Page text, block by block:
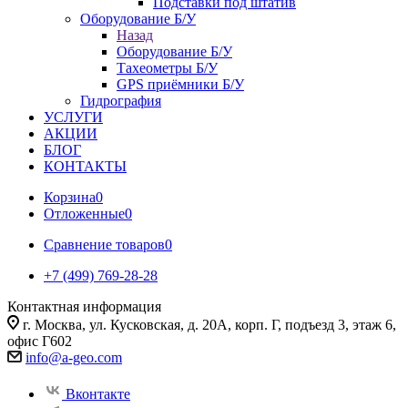
Оборудование Б/У
Назад
Оборудование Б/У
Тахеометры Б/У
GPS приёмники Б/У
Гидрография
УСЛУГИ
АКЦИИ
БЛОГ
КОНТАКТЫ
Корзина0
Отложенные0
Сравнение товаров0
+7 (499) 769-28-28
Контактная информация
г. Москва, ул. Кусковская, д. 20А, корп. Г, подъезд 3, этаж 6,
офис Г602
info@a-geo.com
Вконтакте